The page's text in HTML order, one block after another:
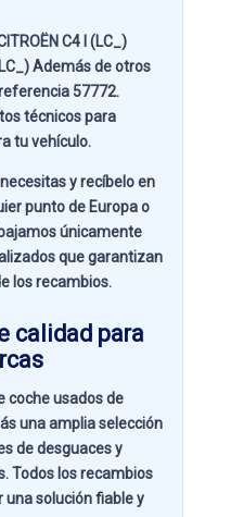
C4 I (LC_)
Además de otros
57772.
técnicos para
tu vehículo.
y recíbelo en
punto de Europa o
únicamente
que garantizan
los recambios.
calidad para
coche usados de
una amplia selección
de desguaces y
Todos los recambios
una solución fiable y